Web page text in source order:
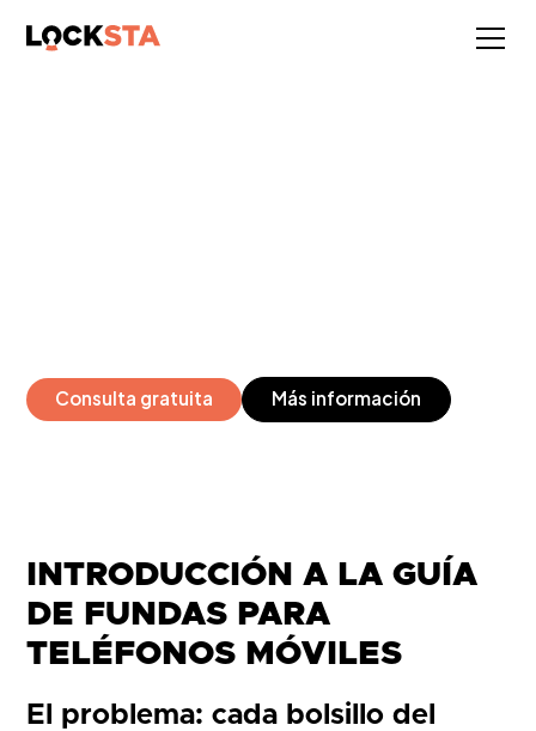
Consulta gratuita Más información
INTRODUCCIÓN A LA GUÍA
DE FUNDAS PARA
TELÉFONOS MÓVILES
El problema: cada bolsillo del